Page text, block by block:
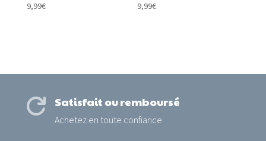
9,99€ 9,99€
 Satisfait ou remboursé
Achetez en toute confiance